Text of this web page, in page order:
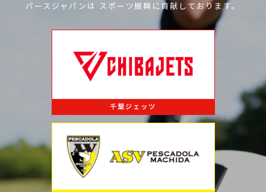
パースジャパンは スポーツ振興に貢献しております。
千葉ジェッツ